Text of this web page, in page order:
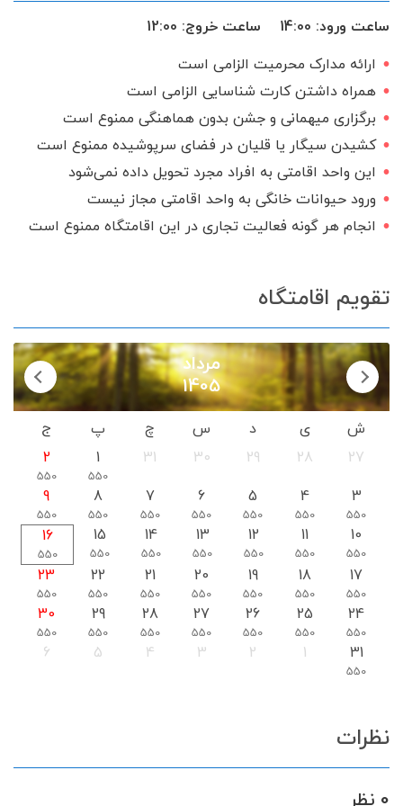
ساعت ورود: 14:00 ساعت خروج: 12:00
ارائه مدارک محرمیت الزامی است
همراه داشتن کارت شناسایی الزامی است
برگزاری میهمانی و جشن بدون هماهنگی ممنوع است
کشیدن سیگار یا قلیان در فضای سرپوشیده ممنوع است
این واحد اقامتی به افراد مجرد تحویل داده نمی‌شود
ورود حیوانات خانگی به واحد اقامتی مجاز نیست
انجام هر گونه فعالیت تجاری در این اقامتگاه ممنوع است
تقویم اقامتگاه
مرداد
1405
ش ی د س چ پ
ج
27
28
29
30
31
1
550
2
550
3
550
4
550
5
550
6
550
7
550
8
550
9
550
10
550
11
550
12
550
13
550
14
550
15
550
16
550
17
550
18
550
19
550
20
550
21
550
22
550
23
550
24
550
25
550
26
550
27
550
28
550
29
550
30
550
31
550
1
2
3
4
5
6
نظرات